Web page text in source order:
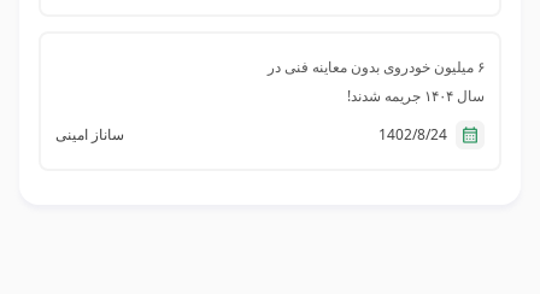
۶ میلیون خودروی بدون معاینه فنی در
سال ۱۴۰۴ جریمه شدند!
ساناز امینی